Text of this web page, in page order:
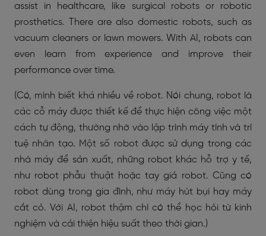
assist in healthcare, like surgical robots or robotic
prosthetics. There are also domestic robots, such as
vacuum cleaners or lawn mowers. With AI, robots can
even learn from experience and improve their
performance over time.
(Có, mình biết khá nhiều về robot. Nói chung, robot là
các cỗ máy được thiết kế để thực hiện công việc một
cách tự động, thường nhờ vào lập trình máy tính và trí
tuệ nhân tạo. Một số robot được sử dụng trong các
nhà máy để sản xuất, những robot khác hỗ trợ y tế,
như robot phẫu thuật hoặc tay giả robot. Cũng có
robot dùng trong gia đình, như máy hút bụi hay máy
cắt cỏ. Với AI, robot thậm chí có thể học hỏi từ kinh
nghiệm và cải thiện hiệu suất theo thời gian.)